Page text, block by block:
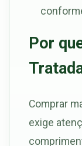
Por
Comprar
exige